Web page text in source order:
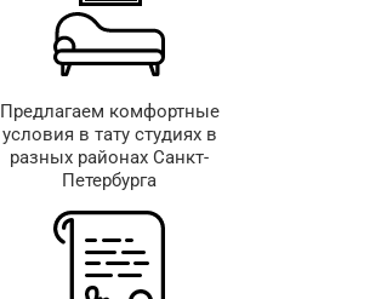
Предлагаем комфортные
условия в тату студиях в
разных районах Санкт-
Петербурга